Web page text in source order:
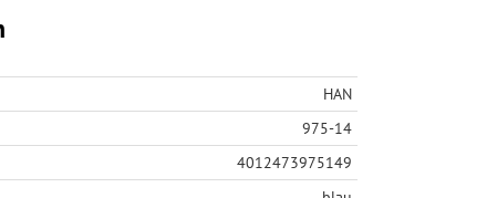
HAN
975-14
4012473975149